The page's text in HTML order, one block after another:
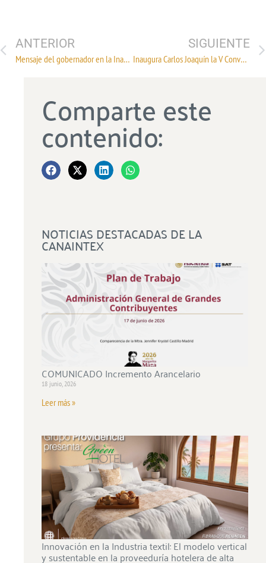
ANTERIOR
Mensaje del gobernador en la Inauguración de la Convención Nacional de la Cadena de Fibras
SIGUIENTE
Inaugura Carlos Joaquín la V Convención Nacional de la Cadena Fibra-Textil-Vestido-Calzado “Resiliencia e Innovación para el mundo”
Comparte este
contenido:
NOTICIAS DESTACADAS DE LA
CANAINTEX
COMUNICADO Incremento Arancelario
18 junio, 2026
Leer más »
Innovación en la Industria textil: El modelo vertical
y sustentable en la proveeduría hotelera de alta